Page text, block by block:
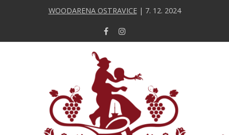
WOODARENA OSTRAVICE| 7. 12. 2024